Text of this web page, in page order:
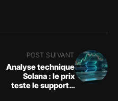
POST SUIVANT
Analyse technique
Solana : le prix
teste le support à